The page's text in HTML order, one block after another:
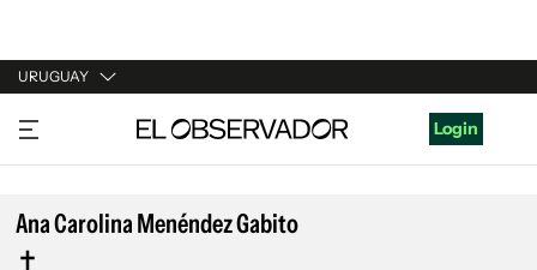
URUGUAY
URUGUAY
ARGENTINA
ESPAÑA
ESTADOS UNIDOS
Login
Ana Carolina Menéndez Gabito